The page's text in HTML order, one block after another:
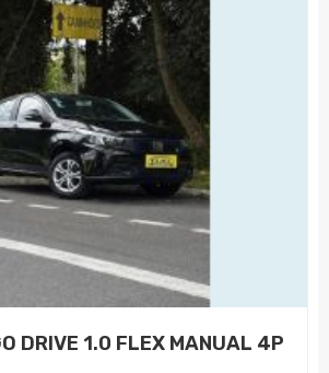
DRIVE 1.0 FLEX MANUAL 4P